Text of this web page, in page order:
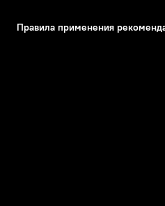
Правила применения